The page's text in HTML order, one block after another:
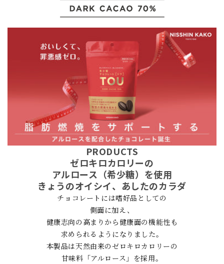
PRODUCTS
ゼロキロカロリーの
アルロース（希少糖）を使用
きょうのオイシイ、あしたのカラダ
チョコレートには嗜好品としての
側面に加え、
健康志向の高まりから健康面の機能性も
求められるようになりました。
本製品は天然由来のゼロキロカロリーの
甘味料「アルロース」を採用。